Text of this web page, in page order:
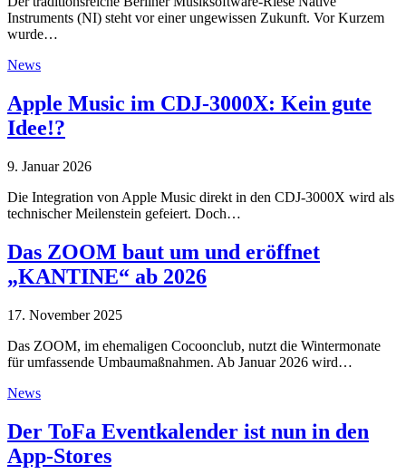
Instruments (NI) steht vor einer ungewissen Zukunft. Vor Kurzem
wurde…
News
Apple Music im CDJ-3000X: Kein gute
Idee!?
9. Januar 2026
Die Integration von Apple Music direkt in den CDJ-3000X wird als
technischer Meilenstein gefeiert. Doch…
Das ZOOM baut um und eröffnet
„KANTINE“ ab 2026
17. November 2025
Das ZOOM, im ehemaligen Cocoonclub, nutzt die Wintermonate
für umfassende Umbaumaßnahmen. Ab Januar 2026 wird…
News
Der ToFa Eventkalender ist nun in den
App-Stores